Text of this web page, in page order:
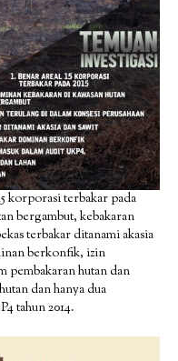
korporasi terbakar pada
bergambut, kebakaran
terbakar ditanami akasia
berkonfik, izin
pembakaran hutan dan
dan hanya dua
tahun 2014.